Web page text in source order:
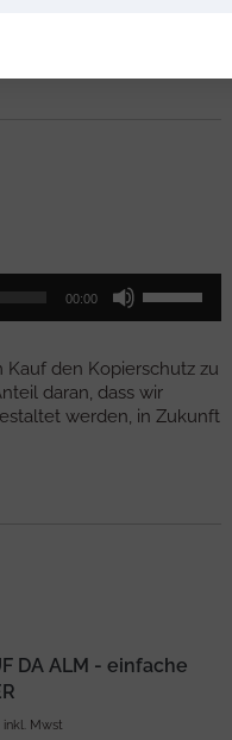
00:00
Hoch/Runter
die
Lautstärke
zu
den Kopierschutz zu
daran, dass wir
werden, in Zukunft
DA ALM - einfache
inkl. Mwst